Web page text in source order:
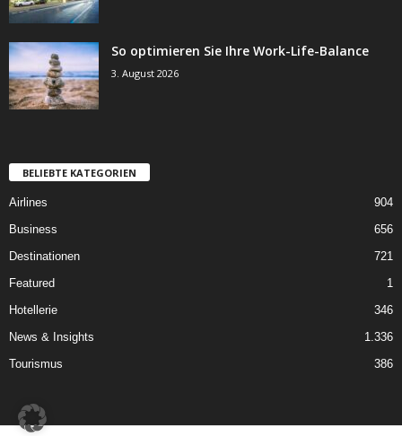
So optimieren Sie Ihre Work-Life-Balance
3. August 2026
BELIEBTE KATEGORIEN
Airlines
904
Business
656
Destinationen
721
Featured
1
Hotellerie
346
News & Insights
1.336
Tourismus
386